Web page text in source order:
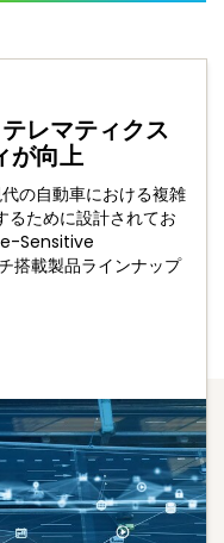
レマティクス
が向上
の自動車における複雑
るために設計されてお
Sensitive
搭載製品ラインナップ